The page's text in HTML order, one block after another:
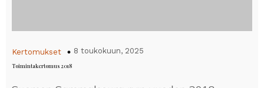
Kertomukset 8 toukokuun, 2025
Toimintakertomus 2018